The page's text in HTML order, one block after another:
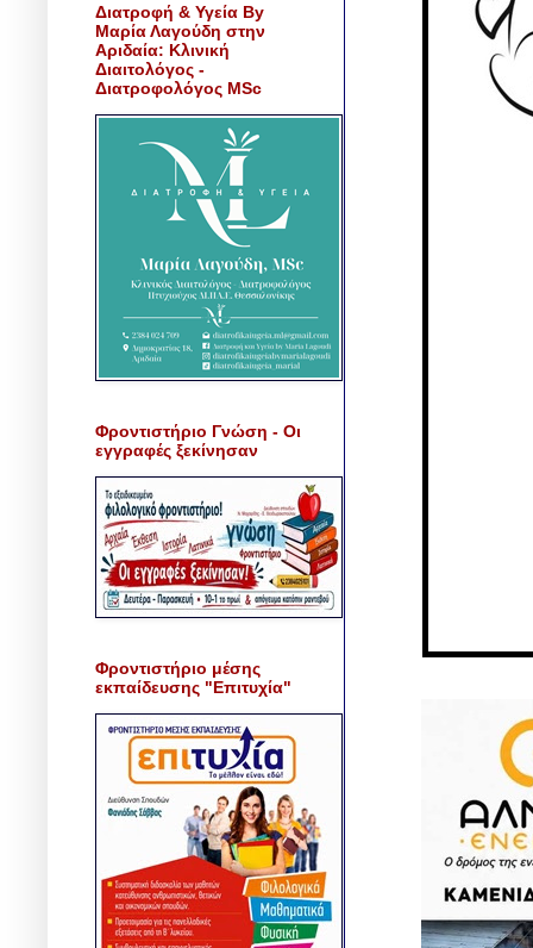
Διατροφή & Υγεία By
Μαρία Λαγούδη στην
Αριδαία: Κλινική
Διαιτολόγος -
Διατροφολόγος MSc
Φροντιστήριο Γνώση - Οι
εγγραφές ξεκίνησαν
Φροντιστήριο μέσης
εκπαίδευσης "Επιτυχία"